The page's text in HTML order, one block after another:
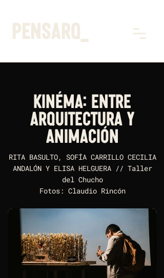
pensarq_
KINÉMA: ENTRE
ARQUITECTURA Y
ANIMACIÓN
RITA BASULTO, SOFÍA CARRILLO CECILIA
ANDALÓN Y ELISA HELGUERA // Taller
del Chucho
Fotos: Claudio Rincón